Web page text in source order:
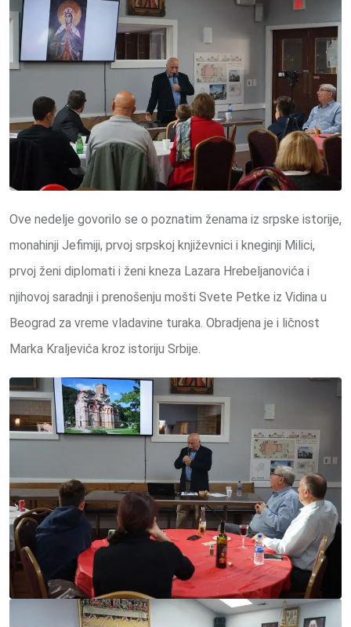
Ove nedelje govorilo se o poznatim ženama iz srpske istorije,
monahinji Jefimiji, prvoj srpskoj književnici i kneginji Milici,
prvoj ženi diplomati i ženi kneza Lazara Hrebeljanovića i
njihovoj saradnji i prenošenju mošti Svete Petke iz Vidina u
Beograd za vreme vladavine turaka. Obradjena je i ličnost
Marka Kraljevića kroz istoriju Srbije.